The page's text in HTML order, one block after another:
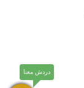
دردش معنا